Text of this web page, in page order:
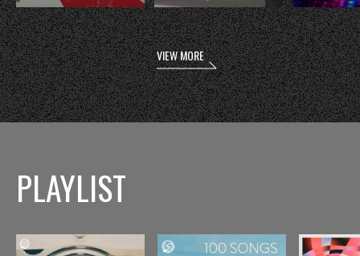
VIEW MORE
PLAYLIST